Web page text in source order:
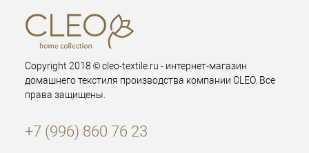
Copyright 2018 © cleo-textile.ru - интернет-магазин
домашнего текстиля производства компании CLEO. Все
права защищены.
+7 (996) 860 76 23